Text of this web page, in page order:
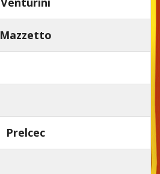
Mazzetto
Prelcec